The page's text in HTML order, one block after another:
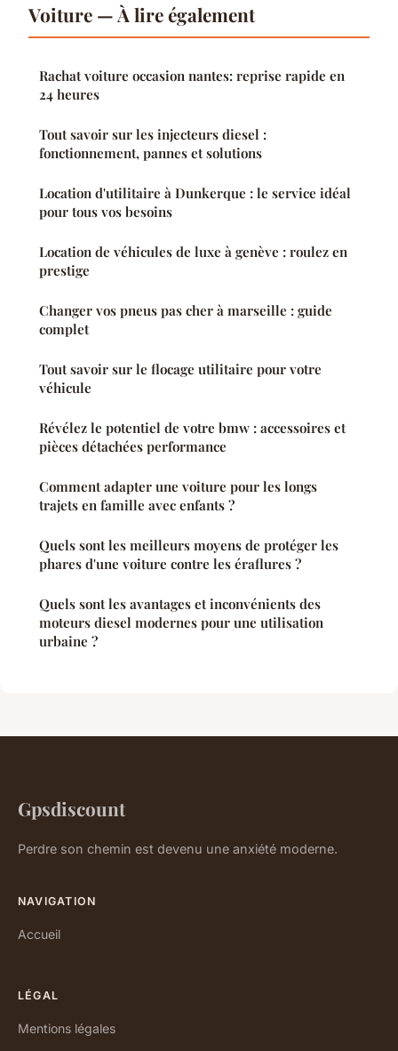
Voiture — À lire également
Rachat voiture occasion nantes: reprise rapide en
24 heures
Tout savoir sur les injecteurs diesel :
fonctionnement, pannes et solutions
Location d'utilitaire à Dunkerque : le service idéal
pour tous vos besoins
Location de véhicules de luxe à genève : roulez en
prestige
Changer vos pneus pas cher à marseille : guide
complet
Tout savoir sur le flocage utilitaire pour votre
véhicule
Révélez le potentiel de votre bmw : accessoires et
pièces détachées performance
Comment adapter une voiture pour les longs
trajets en famille avec enfants ?
Quels sont les meilleurs moyens de protéger les
phares d'une voiture contre les éraflures ?
Quels sont les avantages et inconvénients des
moteurs diesel modernes pour une utilisation
urbaine ?
Gpsdiscount
Perdre son chemin est devenu une anxiété moderne.
NAVIGATION
Accueil
LÉGAL
Mentions légales